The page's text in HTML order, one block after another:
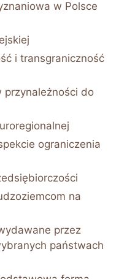
w Polsce
i transgraniczność
przynależności do
ograniczenia
na
przez
państwach